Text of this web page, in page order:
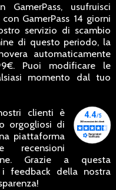
usufruisci
GamerPass 14 giorni
servizio di scambio
di questo periodo, la
automaticamente
Puoi modificare le
momento dal tuo
clienti è
orgogliosi di
piattaforma
recensioni
Grazie a questa
i feedback della nostra